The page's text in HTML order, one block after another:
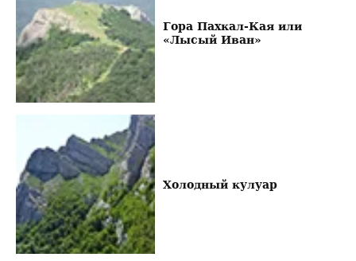
Гора Пахкал-Кая или
«Лысый Иван»
Холодный кулуар